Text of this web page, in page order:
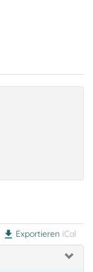
download Exportieren iCal